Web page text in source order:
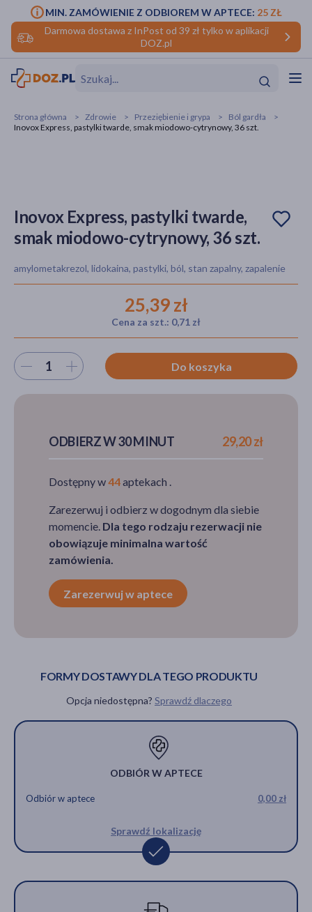
Darmowa dostawa z InPost od 39 zł tylko w aplikacji
DOZ.pl
MIN. ZAMÓWIENIE Z ODBIOREM W APTECE: 25 ZŁ
Hit
Strona główna Zdrowie Przeziębienie i grypa
Ból gardła
Inovox Express, pastylki twarde, smak miodowo-cytrynowy, 36 szt.
Inovox Express, pastylki twarde,
smak miodowo-cytrynowy, 36 szt.
amylometakrezol, lidokaina, pastylki, ból, stan zapalny, zapalenie
25,39 zł
Cena za szt.: 0,71 zł
Wybierz ilość Do koszyka
ODBIERZ W 30 MINUT 29,20 zł
Dostępny w44aptekach .
Zarezerwuj i odbierz w dogodnym dla siebie
momencie. Dla tego rodzaju rezerwacji nie
obowiązuje minimalna wartość
zamówienia.
Zarezerwuj w aptece
FORMY DOSTAWY DLA TEGO PRODUKTU
Opcja niedostępna? Sprawdź dlaczego
ODBIÓR W APTECE
Odbiór w aptece 0,00 zł
Sprawdź lokalizację